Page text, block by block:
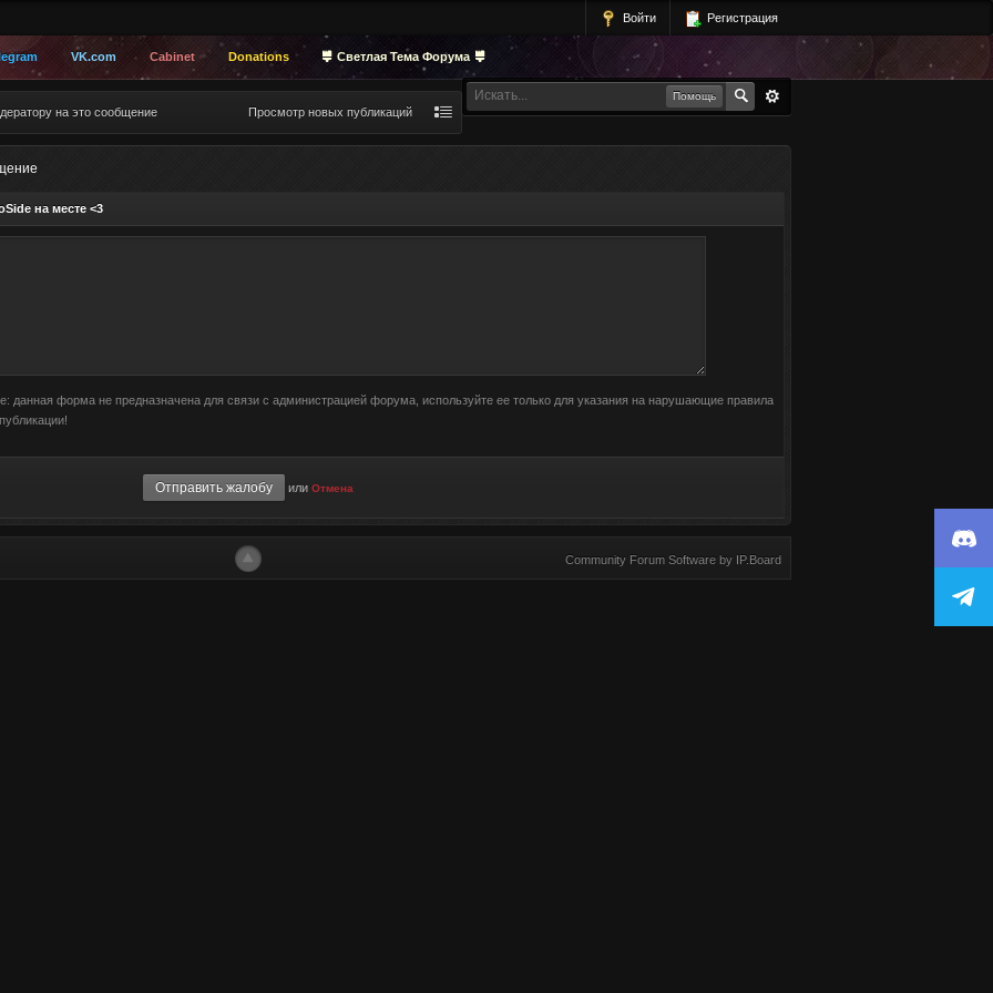
Войти Регистрация
VK.com Cabinet Donations Светлая Тема Форума
Помощь
на это сообщение Просмотр новых публикаций
на месте <3
данная форма не предназначена для связи с администрацией форума, используйте ее только для указания на нарушающие правила
или Отмена
Community Forum Software by IP.Board